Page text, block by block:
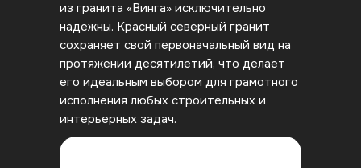
из гранита «Винга» исключительно
надежны. Красный северный гранит
сохраняет свой первоначальный вид на
протяжении десятилетий, что делает
его идеальным выбором для грамотного
исполнения любых строительных и
интерьерных задач.